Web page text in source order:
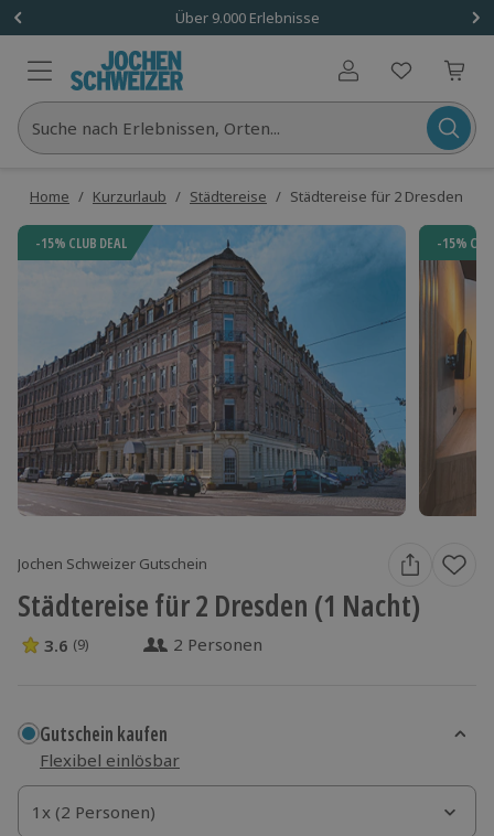
Über 9.000 Erlebnisse
Benutzerkonto
Suche nach Erlebnissen, Orten...
Home / Kurzurlaub / Städtereise / Städtereise für 2 Dresden (1
-15% CLUB DEAL -15%
Jochen Schweizer Gutschein
Städtereise für 2 Dresden (1 Nacht)
3.6 Sterne von 5 aus 9 Bewertungen
3.6 (9) 2 Personen
Gutschein kaufen
Flexibel einlösbar
1x (2 Personen)
1x (2 Personen)
1x (2 Personen)